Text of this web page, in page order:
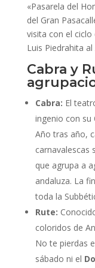
«Pasarela del
del Gran
visita con el
Luis Piedrahita
Cabra y
Cabra: El
ingenio con su
Año tras año,
carnavalescas
que agrupa a
andaluza. La
toda la
Rute:
coloridos de
No te pierdas
sábado ni el